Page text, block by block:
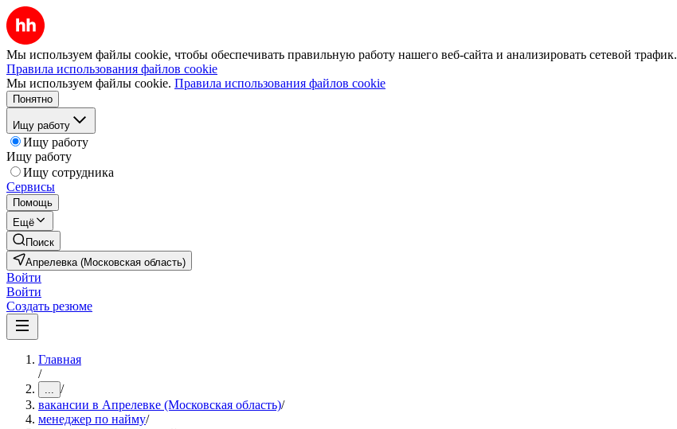
Мы используем файлы cookie, чтобы обеспечивать правильную работу нашего веб-сайта и анализировать сетевой трафик.
Правила использования файлов cookie
Мы используем файлы cookie. Правила использования файлов cookie
Понятно
Ищу работу
Ищу работу
Ищу работу
Ищу сотрудника
Сервисы
Помощь
Ещё
Поиск
Апрелевка (Московская область)
Войти
Войти
Создать резюме
Главная
/
... /
вакансии в Апрелевке (Московская область)/
менеджер по найму/